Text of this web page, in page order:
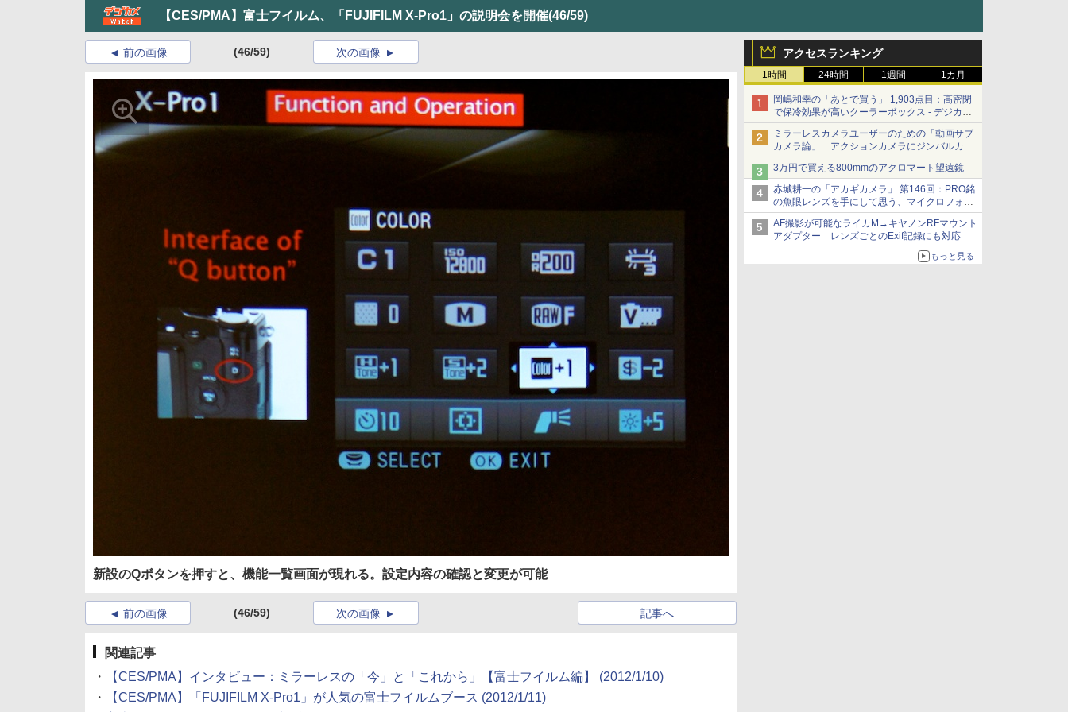
【CES/PMA】富士フイルム、「FUJIFILM X-Pro1」の説明会を開催(46/59)
アクセスランキング
1時間 24時間 1週間 1カ月
岡嶋和幸の「あとで買う」 1,903点目：高密閉
で保冷効果が高いクーラーボックス - デジカメ
Watch
ミラーレスカメラユーザーのための「動画サブ
カメラ論」 アクションカメラにジンバルカメ
ラ……その実質的な違いは？
3万円で買える800mmのアクロマート望遠鏡
赤城耕一の「アカギカメラ」 第146回：PRO銘
の魚眼レンズを手にして思う、マイクロフォー
サーズへの期待と可能性
AF撮影が可能なライカM→キヤノンRFマウント
アダプター レンズごとのExif記録にも対応
もっと見る
前の画像 (46/59) 次の画像
新設のQボタンを押すと、機能一覧画面が現れる。設定内容の確認と変更が可能
前の画像 (46/59) 記事へ
次の画像
関連記事
・
【CES/PMA】インタビュー：ミラーレスの「今」と「これから」【富士フイルム編】 (2012/1/10)
・
【CES/PMA】「FUJIFILM X-Pro1」が人気の富士フイルムブース (2012/1/11)